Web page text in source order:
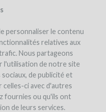
personnaliser le contenu
relatives aux
Nous partageons
l'utilisation de notre site
de publicité et
celles-ci avec d'autres
fournies ou qu'ils ont
de leurs services.